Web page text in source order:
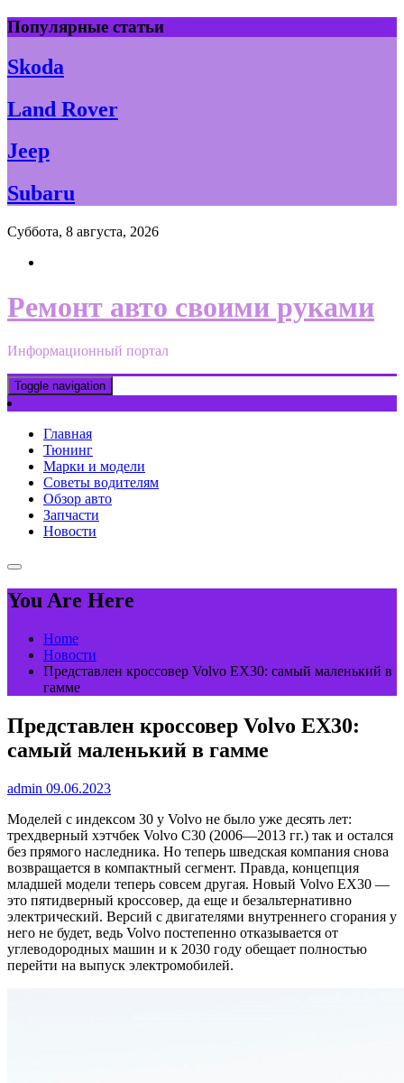
Skip
to
content
Популярные статьи
Skoda
Land Rover
Jeep
Subaru
Суббота, 8 августа, 2026
Ремонт авто своими руками
Информационный портал
Toggle navigation
Главная
Тюнинг
Марки и модели
Советы водителям
Обзор авто
Запчасти
Новости
You Are Here
Home
Новости
Представлен кроссовер Volvo EX30: самый маленький в
гамме
Представлен кроссовер Volvo EX30:
самый маленький в гамме
admin 09.06.2023
Моделей с индексом 30 у Volvo не было уже десять лет:
трехдверный хэтчбек Volvo C30 (2006—2013 гг.) так и остался
без прямого наследника. Но теперь шведская компания снова
возвращается в компактный сегмент. Правда, концепция
младшей модели теперь совсем другая. Новый Volvo EX30 —
это пятидверный кроссовер, да еще и безальтернативно
электрический. Версий с двигателями внутреннего сгорания у
него не будет, ведь Volvo постепенно отказывается от
углеводородных машин и к 2030 году обещает полностью
перейти на выпуск электромобилей.